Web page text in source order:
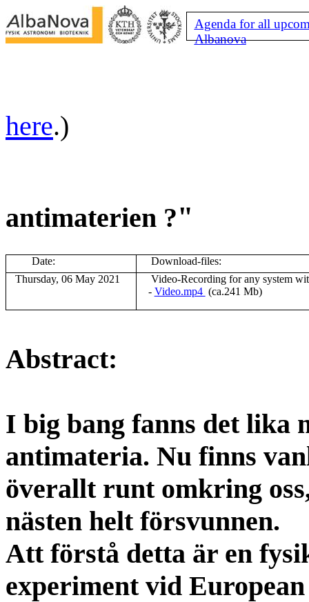
Agenda for all
Albanova
here.)
antimaterien ?"
Date:
Download-files:
Thursday, 06 May 2021
Video-Recording for any system
- Video.mp4 (ca.241 Mb)
Abstract:
I big bang fanns det lika
antimateria. Nu finns
överallt runt omkring
nästen helt försvunnen.
Att förstå detta är en
experiment vid European